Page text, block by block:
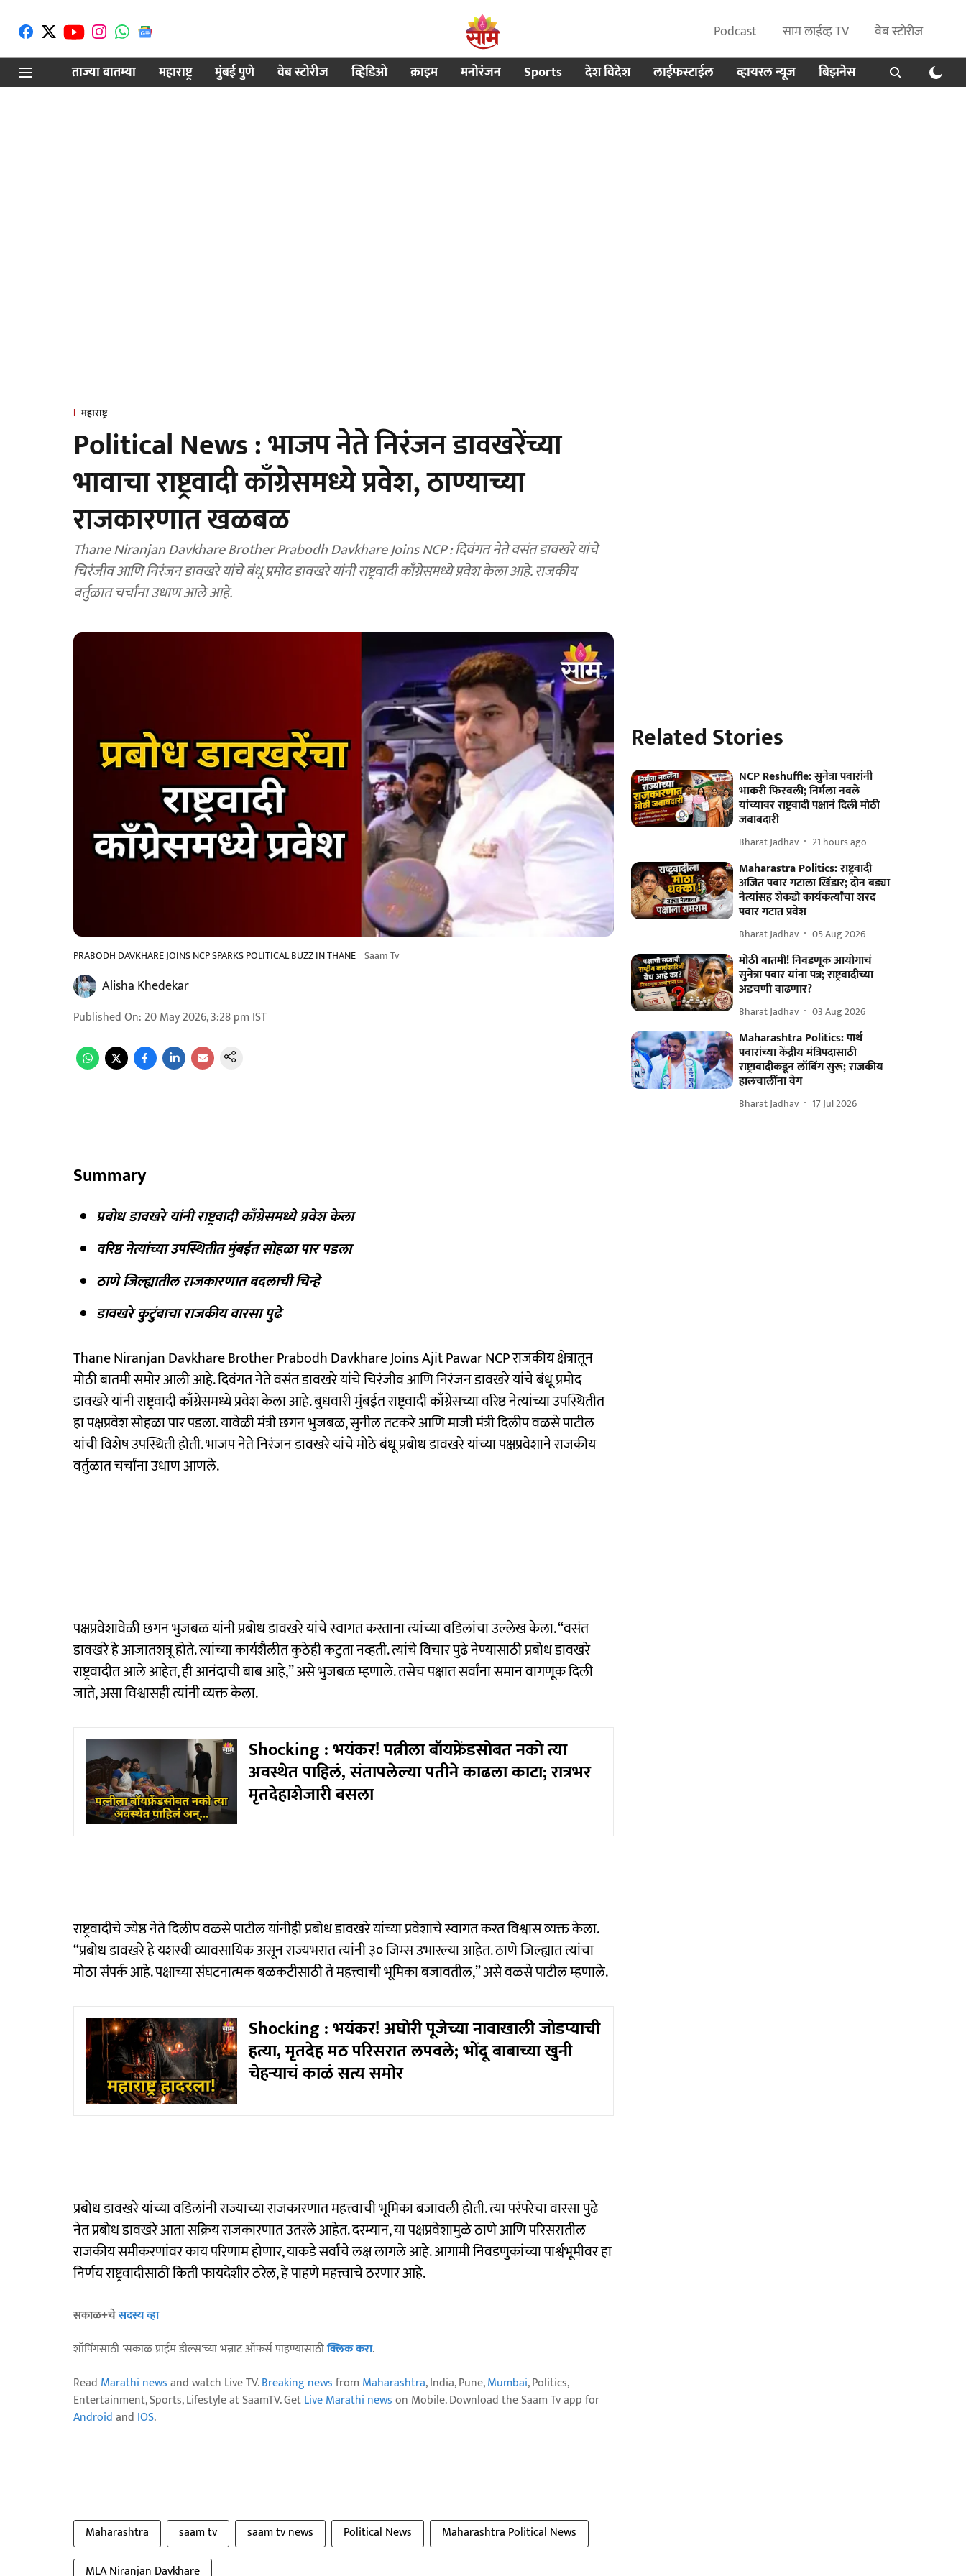
Podcast साम लाईव्ह TV
वेब स्टोरीज
ताज्या बातम्या
महाराष्ट्र मुंबई पुणे वेब स्टोरीज व्हिडिओ क्राइम मनोरंजन Sports देश विदेश लाईफस्टाईल व्हायरल न्यूज बिझनेस
महाराष्ट्र
Political News : भाजप नेते निरंजन डावखरेंच्या
भावाचा राष्ट्रवादी काँग्रेसमध्ये प्रवेश, ठाण्याच्या
राजकारणात खळबळ
Thane Niranjan Davkhare Brother Prabodh Davkhare Joins NCP : दिवंगत नेते वसंत डावखरे यांचे
चिरंजीव आणि निरंजन डावखरे यांचे बंधू प्रमोद डावखरे यांनी राष्ट्रवादी काँग्रेसमध्ये प्रवेश केला आहे. राजकीय
वर्तुळात चर्चांना उधाण आले आहे.
PRABODH DAVKHARE JOINS NCP SPARKS POLITICAL BUZZ IN THANE Saam Tv
Alisha Khedekar
Published On: 20 May 2026, 3:28 pm IST
Summary
प्रबोध डावखरे यांनी राष्ट्रवादी काँग्रेसमध्ये प्रवेश केला
वरिष्ठ नेत्यांच्या उपस्थितीत मुंबईत सोहळा पार पडला
ठाणे जिल्ह्यातील राजकारणात बदलाची चिन्हे
डावखरे कुटुंबाचा राजकीय वारसा पुढे
Thane Niranjan Davkhare Brother Prabodh Davkhare Joins Ajit Pawar NCP राजकीय क्षेत्रातून
मोठी बातमी समोर आली आहे. दिवंगत नेते वसंत डावखरे यांचे चिरंजीव आणि निरंजन डावखरे यांचे बंधू प्रमोद
डावखरे यांनी राष्ट्रवादी काँग्रेसमध्ये प्रवेश केला आहे. बुधवारी मुंबईत राष्ट्रवादी काँग्रेसच्या वरिष्ठ नेत्यांच्या उपस्थितीत
हा पक्षप्रवेश सोहळा पार पडला. यावेळी मंत्री छगन भुजबळ, सुनील तटकरे आणि माजी मंत्री दिलीप वळसे पाटील
यांची विशेष उपस्थिती होती. भाजप नेते निरंजन डावखरे यांचे मोठे बंधू प्रबोध डावखरे यांच्या पक्षप्रवेशाने राजकीय
वर्तुळात चर्चांना उधाण आणले.
पक्षप्रवेशावेळी छगन भुजबळ यांनी प्रबोध डावखरे यांचे स्वागत करताना त्यांच्या वडिलांचा उल्लेख केला. “वसंत
डावखरे हे आजातशत्रू होते. त्यांच्या कार्यशैलीत कुठेही कटुता नव्हती. त्यांचे विचार पुढे नेण्यासाठी प्रबोध डावखरे
राष्ट्रवादीत आले आहेत, ही आनंदाची बाब आहे,” असे भुजबळ म्हणाले. तसेच पक्षात सर्वांना समान वागणूक दिली
जाते, असा विश्वासही त्यांनी व्यक्त केला.
Shocking : भयंकर! पत्नीला बॉयफ्रेंडसोबत नको त्या
अवस्थेत पाहिलं, संतापलेल्या पतीने काढला काटा; रात्रभर
मृतदेहाशेजारी बसला
राष्ट्रवादीचे ज्येष्ठ नेते दिलीप वळसे पाटील यांनीही प्रबोध डावखरे यांच्या प्रवेशाचे स्वागत करत विश्वास व्यक्त केला.
“प्रबोध डावखरे हे यशस्वी व्यावसायिक असून राज्यभरात त्यांनी ३० जिम्स उभारल्या आहेत. ठाणे जिल्ह्यात त्यांचा
मोठा संपर्क आहे. पक्षाच्या संघटनात्मक बळकटीसाठी ते महत्त्वाची भूमिका बजावतील,” असे वळसे पाटील म्हणाले.
Shocking : भयंकर! अघोरी पूजेच्या नावाखाली जोडप्याची
हत्या, मृतदेह मठ परिसरात लपवले; भोंदू बाबाच्या खुनी
चेहऱ्याचं काळं सत्य समोर
प्रबोध डावखरे यांच्या वडिलांनी राज्याच्या राजकारणात महत्त्वाची भूमिका बजावली होती. त्या परंपरेचा वारसा पुढे
नेत प्रबोध डावखरे आता सक्रिय राजकारणात उतरले आहेत. दरम्यान, या पक्षप्रवेशामुळे ठाणे आणि परिसरातील
राजकीय समीकरणांवर काय परिणाम होणार, याकडे सर्वांचे लक्ष लागले आहे. आगामी निवडणुकांच्या पार्श्वभूमीवर हा
निर्णय राष्ट्रवादीसाठी किती फायदेशीर ठरेल, हे पाहणे महत्त्वाचे ठरणार आहे.
सकाळ+चेसदस्य व्हा
शॉपिंगसाठी 'सकाळ प्राईम डील्स'च्या भन्नाट ऑफर्स पाहण्यासाठीक्लिक करा.
Read Marathi newsand watch Live TV.Breaking newsfrom Maharashtra, India, Pune,Mumbai, Politics,
Entertainment, Sports, Lifestyle at SaamTV. GetLive Marathi newson Mobile. Download the Saam Tv app for
Androidand IOS.
Maharashtra saam tv saam tv news Political News
Maharashtra Political News
MLA Niranjan Davkhare
Related Stories
NCP Reshuffle: सुनेत्रा पवारांनी
भाकरी फिरवली; निर्मला नवले
यांच्यावर राष्ट्रवादी पक्षानं दिली मोठी
जबाबदारी
Bharat Jadhav 21 hours ago
Maharastra Politics: राष्ट्रवादी
अजित पवार गटाला खिंडार; दोन बड्या
नेत्यांसह शेकडो कार्यकर्त्यांचा शरद
पवार गटात प्रवेश
Bharat Jadhav 05 Aug 2026
मोठी बातमी! निवडणूक आयोगाचं
सुनेत्रा पवार यांना पत्र; राष्ट्रवादीच्या
अडचणी वाढणार?
Bharat Jadhav 03 Aug 2026
Maharashtra Politics: पार्थ
पवारांच्या केंद्रीय मंत्रिपदासाठी
राष्ट्रावादीकडून लॉबिंग सुरू; राजकीय
हालचालींना वेग
Bharat Jadhav 17 Jul 2026